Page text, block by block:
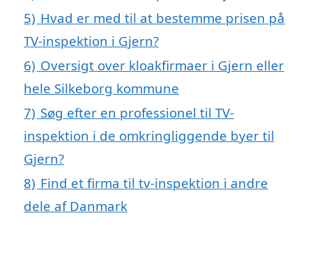
5) Hvad er med til at bestemme prisen på
TV-inspektion i Gjern?
6) Oversigt over kloakfirmaer i Gjern eller
hele Silkeborg kommune
7) Søg efter en professionel til TV-
inspektion i de omkringliggende byer til
Gjern?
8) Find et firma til tv-inspektion i andre
dele af Danmark